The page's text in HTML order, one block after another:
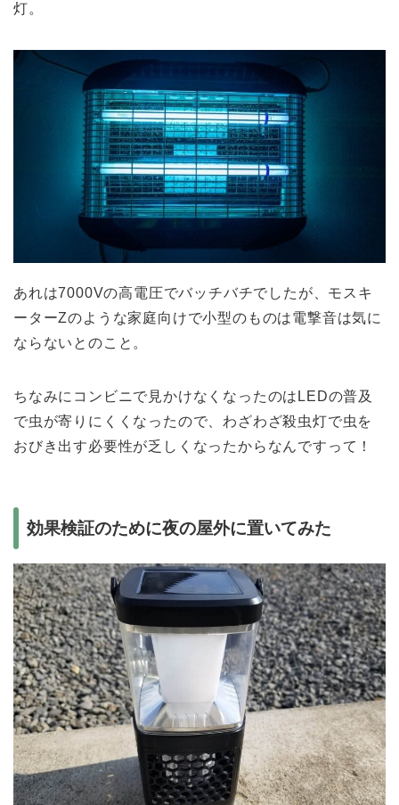
灯。
あれは7000Vの高電圧でバッチバチでしたが、モスキ
ーターZのような家庭向けで小型のものは電撃音は気に
ならないとのこと。
ちなみにコンビニで見かけなくなったのはLEDの普及
で虫が寄りにくくなったので、わざわざ殺虫灯で虫を
おびき出す必要性が乏しくなったからなんですって！
効果検証のために夜の屋外に置いてみた